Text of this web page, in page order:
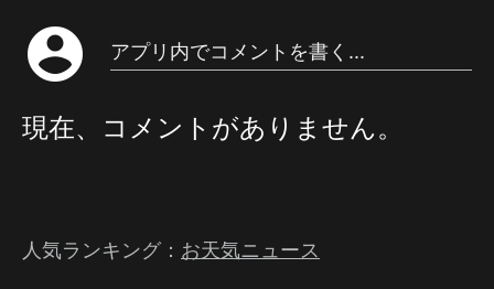
account_circle アプリ内でコメントを書く...
現在、コメントがありません。
人気ランキング： お天気ニュース